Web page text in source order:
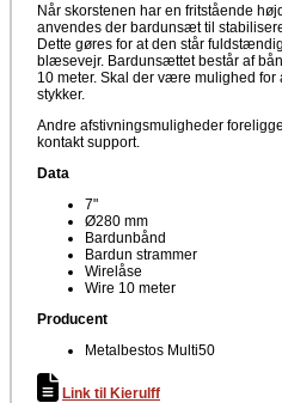
Når skorstenen har en fritstående
anvendes der bardunsæt til
Dette gøres for at den står
blæsevejr. Bardunsættet består af
10 meter. Skal der være mulighed for
stykker.
Andre afstivningsmuligheder
kontakt support.
Data
7"
Ø280 mm
Bardunbånd
Bardun strammer
Wirelåse
Wire 10 meter
Producent
Metalbestos Multi50
Link til Kierulff